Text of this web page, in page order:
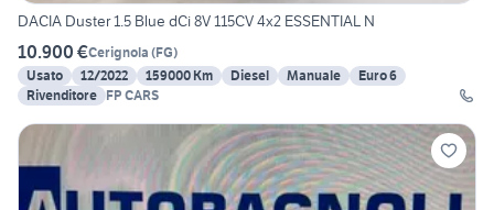
DACIA Duster 1.5 Blue dCi 8V 115CV 4x2 ESSENTIAL N
10.900 €Cerignola (FG)
Usato
12/2022 159000 Km Diesel Manuale
Euro 6
Rivenditore FP CARS